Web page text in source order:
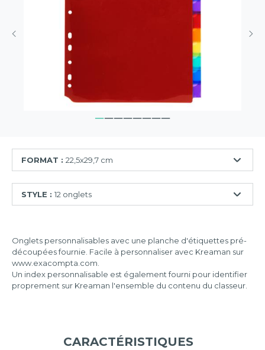
FORMAT : 22,5x29,7 cm
cm
STYLE : 12 onglets
8
onglets
12
Onglets personnalisables avec une planche d'étiquettes pré-
découpées fournie. Facile à personnaliser avec Kreaman sur
www.exacompta.com.
Un index personnalisable est également fourni pour identifier
proprement sur Kreaman l'ensemble du contenu du classeur.
CARACTÉRISTIQUES